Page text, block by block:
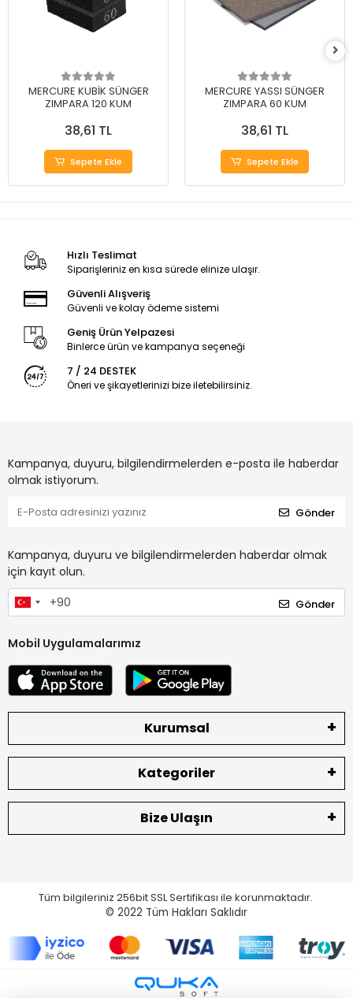
MERCURE KUBİK SÜNGER
ZIMPARA 120 KUM
38,61 TL
Sepete Ekle
MERCURE YASSI SÜNGER
ZIMPARA 60 KUM
38,61 TL
Sepete Ekle
Hızlı Teslimat
Siparişleriniz en kısa sürede elinize ulaşır.
Güvenli Alışveriş
Güvenli ve kolay ödeme sistemi
Geniş Ürün Yelpazesi
Binlerce ürün ve kampanya seçeneği
7 / 24 DESTEK
Öneri ve şikayetlerinizi bize iletebilirsiniz.
Kampanya, duyuru, bilgilendirmelerden e-posta ile haberdar
olmak istiyorum.
Gönder
Kampanya, duyuru ve bilgilendirmelerden haberdar olmak
için kayıt olun.
Gönder
Mobil Uygulamalarımız
Kurumsal
Kategoriler
Bize Ulaşın
Tüm bilgileriniz 256bit SSL Sertifikası ile korunmaktadır.
© 2022 Tüm Hakları Saklıdır